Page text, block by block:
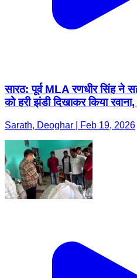
सारठ: पूर्व MLA रणधीर सिंह ने
को हरी झंडी दिखाकर किया
Sarath, Deoghar | Feb 19, 2026